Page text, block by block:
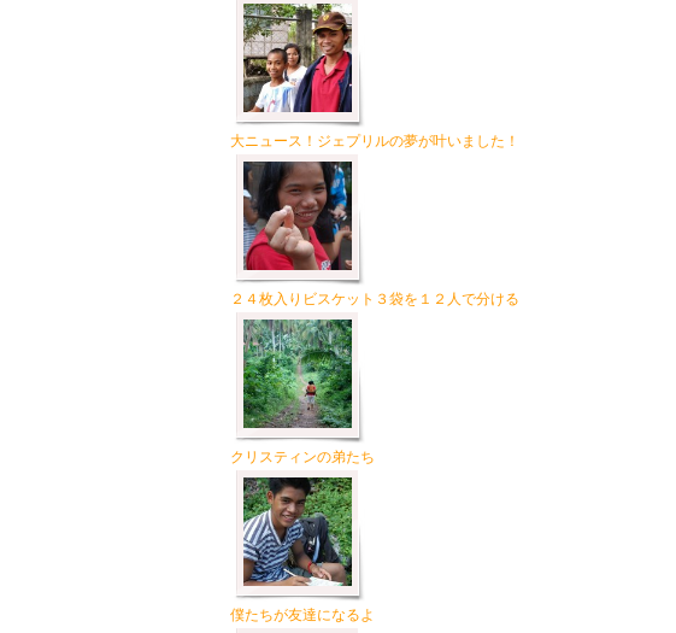
大ニュース！ジェプリルの夢が叶いました！
２４枚入りビスケット３袋を１２人で分ける
クリスティンの弟たち
僕たちが友達になるよ